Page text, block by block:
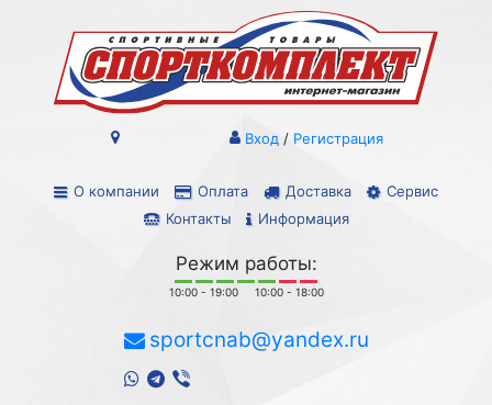
О компании Оплата Доставка
Сервис
Контакты
Информация
Вход / Регистрация
Режим работы:
10:00 - 19:00 10:00 - 18:00
sportcnab@yandex.ru